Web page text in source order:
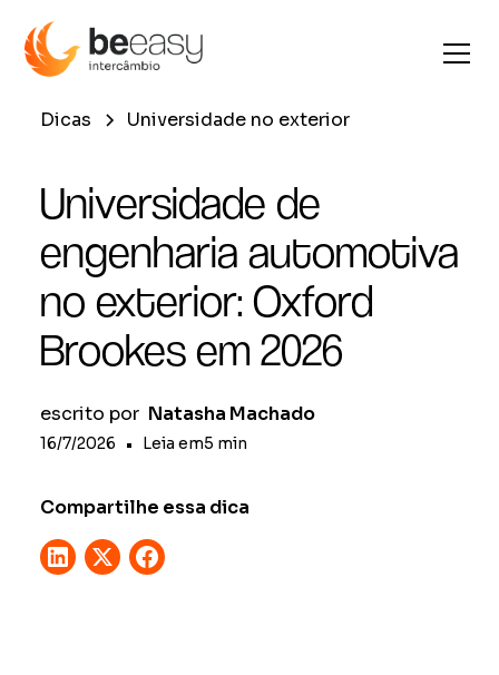
Dicas Universidade no exterior
Universidade de
engenharia automotiva
no exterior: Oxford
Brookes em 2026
escrito por Natasha Machado
16/7/2026 • Leia em5 min
Compartilhe essa dica